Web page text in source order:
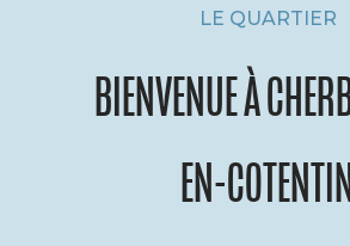
LE QUARTIER
BIENVENUE À
EN-